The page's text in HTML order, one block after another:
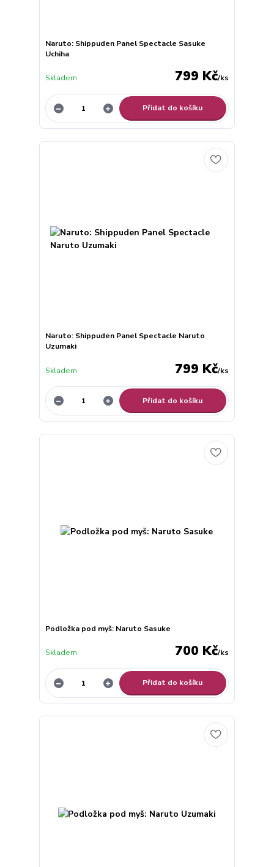
Naruto: Shippuden Panel Spectacle Sasuke
Uchiha
799 Kč/ks
Skladem
Přidat do košíku
Naruto: Shippuden Panel Spectacle Naruto
Uzumaki
799 Kč/ks
Skladem
Přidat do košíku
Podložka pod myš: Naruto Sasuke
700 Kč/ks
Skladem
Přidat do košíku